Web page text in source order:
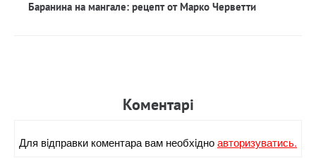
Баранина на мангале: рецепт от Марко Черветти
Коментарi
Для вiдправки коментара вам необхiдноавторизуватись.